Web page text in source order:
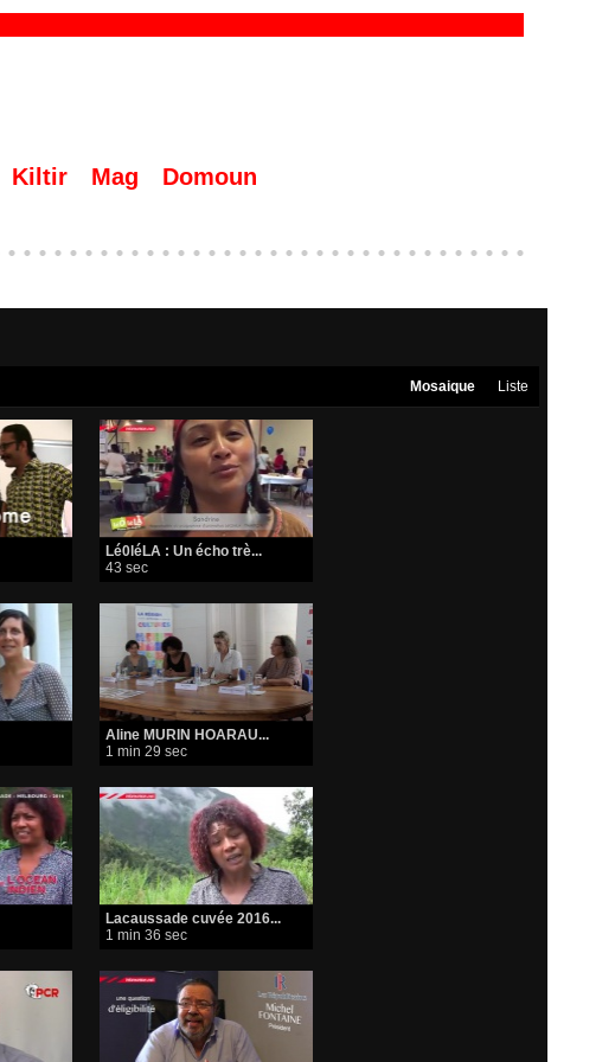
Kiltir Mag Domoun
Liste
Mosaique
Lé0léLA : Un écho trè...
43 sec
Aline MURIN HOARAU...
1 min 29 sec
Lacaussade cuvée 2016...
1 min 36 sec